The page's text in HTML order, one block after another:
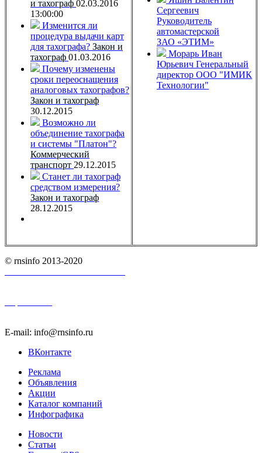
и тахограф 02.03.2016
13:00:00
Изменится ли
процедура выдачи карт
для тахографа? Закон и
тахограф 01.03.2016
Почему изменены
сроки переоснащения
аналоговых тахографов?
Закон и тахограф
30.12.2015
Возможно ли
объединение тахографа
и системы "Платон"?
Коммерческий
транспорт 29.12.2015
Станет ли тахограф
средством измерения?
Закон и тахограф
28.12.2015
Сергеевич
Руководитель
автомастерской
ЗАО «ЭТИМ»
Морарь Иван
Юрьевич Генеральный
директор ООО "ИМИК
Технологии"
© rnsinfo 2013-2020
E-mail: info@rnsinfo.ru
ВКонтакте
Реклама
Объявления
Акции
Каталог компаний
Инфографика
Новости
Статьи